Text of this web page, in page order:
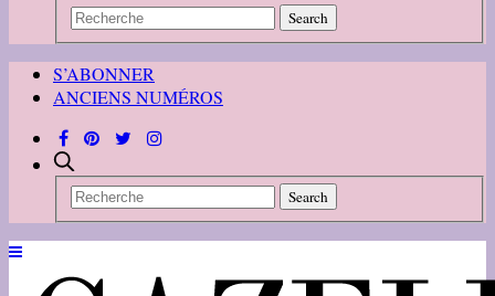
S’ABONNER
ANCIENS NUMÉROS